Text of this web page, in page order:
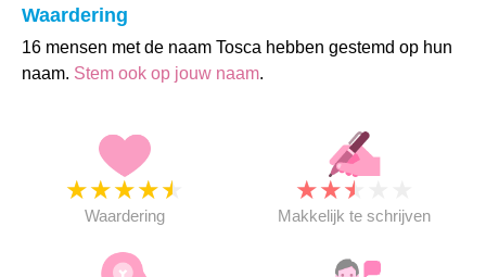
Waardering
16 mensen met de naam Tosca hebben gestemd op hun
naam. Stem ook op jouw naam.
★★★★★
Waardering
★★★
Makkelijk te schrijven